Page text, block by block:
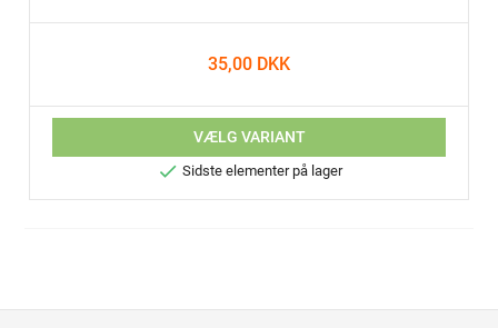
35,00 DKK
VÆLG VARIANT
 Sidste elementer på lager